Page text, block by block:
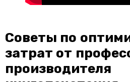
Советы по
затрат от
производителя